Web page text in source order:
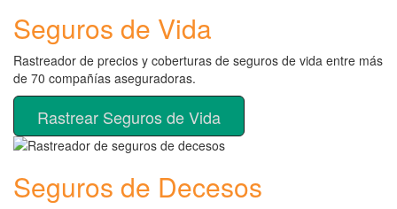
Seguros de Vida
Rastreador de precios y coberturas de seguros de vida entre más
de 70 compañías aseguradoras.
Rastrear Seguros de Vida
Seguros de Decesos